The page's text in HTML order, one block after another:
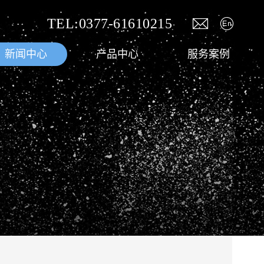
TEL:0377-61610215
新闻中心
产品中心 服务案例